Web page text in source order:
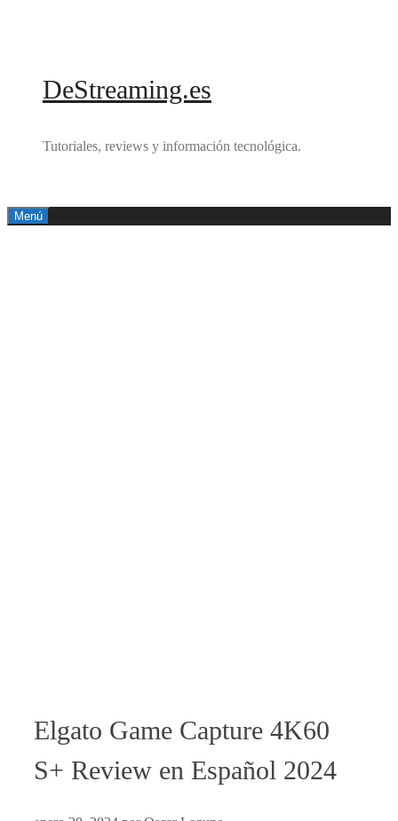
DeStreaming.es
Tutoriales, reviews y información tecnológica.
Menú
Elgato Game Capture 4K60
S+ Review en Español 2024